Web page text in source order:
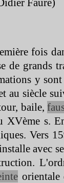
Faure)
fois
de grands
y
au siècle
baile,
s.
Vers
avec
orientale